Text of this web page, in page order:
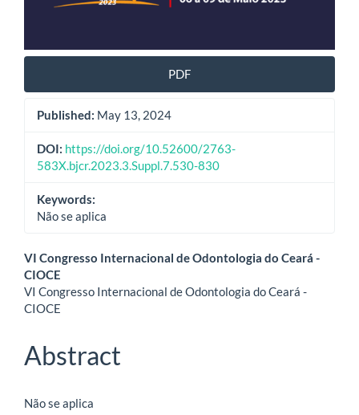
PDF
Published: May 13, 2024
DOI: https://doi.org/10.52600/2763-
583X.bjcr.2023.3.Suppl.7.530-830
Keywords:
Não se aplica
Main
Article
Content
VI Congresso Internacional de Odontologia do Ceará -
CIOCE
VI Congresso Internacional de Odontologia do Ceará -
CIOCE
Abstract
Não se aplica